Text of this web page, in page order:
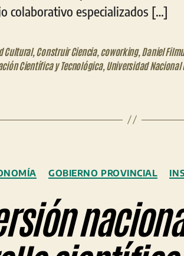
colaborativo especializados […]
Cultural, Construir Ciencia, coworking, Daniel
Científica y Tecnológica, Universidad Nacional
Categorías
GOBIERNO PROVINCIAL